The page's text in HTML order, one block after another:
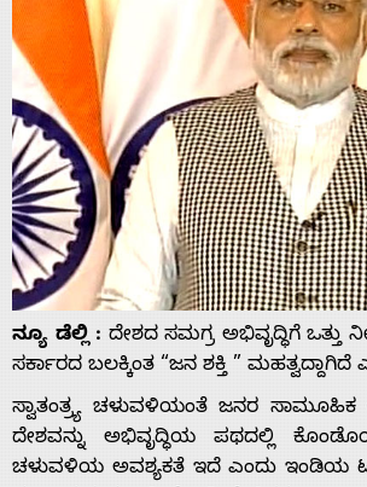
ನ್ಯೂ ಡೆಲ್ಲಿ : ದೇಶದ ಸಮಗ್ರ ಅಭಿವೃದ್ಧಿಗೆ ಒತ್ತು
ಸರ್ಕಾರದ ಬಲಕ್ಕಿಂತ “ಜನ ಶಕ್ತಿ ” ಮಹತ್ವದ್ದಾಗಿದೆ
ಸ್ವಾತಂತ್ರ್ಯ ಚಳುವಳಿಯಂತೆ ಜನರ
ದೇಶವನ್ನು ಅಭಿವೃದ್ಧಿಯ ಪಥದಲ್ಲಿ
ಚಳುವಳಿಯ ಅವಶ್ಯಕತೆ ಇದೆ ಎಂದು ಇಂಡಿಯ